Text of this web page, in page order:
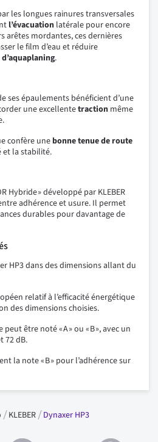
les longues rainures transversales
l’évacuation latérale pour encore
arêtes mordantes, ces dernières
le film d’eau et réduire
d’aquaplaning.
ses épaulements bénéficient d’une
une excellentetraction même
confère une bonne tenue de route
et la stabilité.
Hybride » développé par KLEBER
adhérence et usure. Il permet
durables pour davantage de
HP3 dans des dimensions allant du
relatif à l’efficacité énergétique
des dimensions choisies.
être noté « A » ou « B », avec un
72 dB.
la note « B » pour l’adhérence sur
KLEBER Dynaxer HP3